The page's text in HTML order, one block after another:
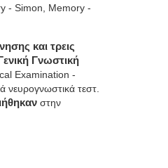
- Simon, Memory -
και τρεις
Γενική Γνωστική
Examination -
νευρογνωστικά τεστ.
στην